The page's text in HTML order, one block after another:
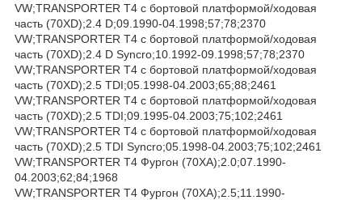
VW;TRANSPORTER T4 c бортовой платформой/ходовая
часть (70XD);2.4 D;09.1990-04.1998;57;78;2370
VW;TRANSPORTER T4 c бортовой платформой/ходовая
часть (70XD);2.4 D Syncro;10.1992-09.1998;57;78;2370
VW;TRANSPORTER T4 c бортовой платформой/ходовая
часть (70XD);2.5 TDI;05.1998-04.2003;65;88;2461
VW;TRANSPORTER T4 c бортовой платформой/ходовая
часть (70XD);2.5 TDI;09.1995-04.2003;75;102;2461
VW;TRANSPORTER T4 c бортовой платформой/ходовая
часть (70XD);2.5 TDI Syncro;05.1998-04.2003;75;102;2461
VW;TRANSPORTER T4 Фургон (70XA);2.0;07.1990-
04.2003;62;84;1968
VW;TRANSPORTER T4 Фургон (70XA);2.5;11.1990-